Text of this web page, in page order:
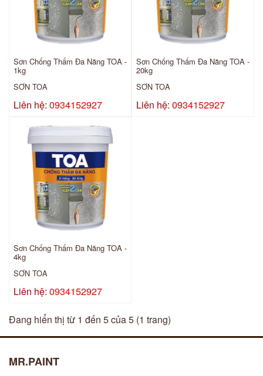
Sơn Chống Thấm Đa Năng TOA -
1kg
SƠN TOA
Liên hệ: 0934152927
Sơn Chống Thấm Đa Năng TOA -
20kg
SƠN TOA
Liên hệ: 0934152927
Sơn Chống Thấm Đa Năng TOA -
4kg
SƠN TOA
Liên hệ: 0934152927
Đang hiển thị từ 1 đến 5 của 5 (1 trang)
MR.PAINT